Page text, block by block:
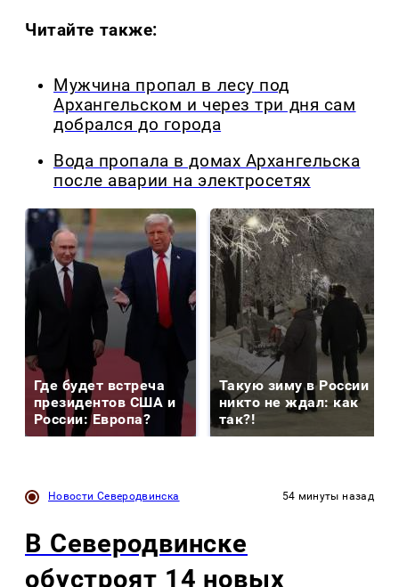
Читайте также:
Мужчина пропал в лесу под
Архангельском и через три дня сам
добрался до города
Вода пропала в домах Архангельска
после аварии на электросетях
Где будет встреча
президентов США и
России: Европа?
Такую зиму в России
никто не ждал: как
так?!
Новости Северодвинска 54 минуты назад
В Северодвинске
обустроят 14 новых